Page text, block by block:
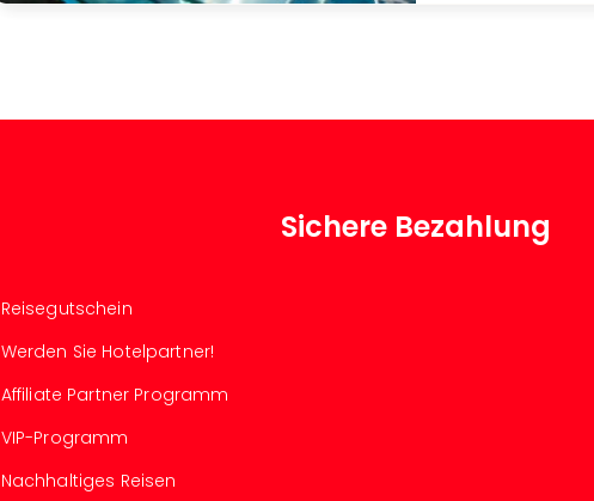
Reisegutschein
Werden Sie Hotelpartner!
Affiliate Partner Programm
VIP-Programm
Nachhaltiges Reisen
Sichere Bezahlung